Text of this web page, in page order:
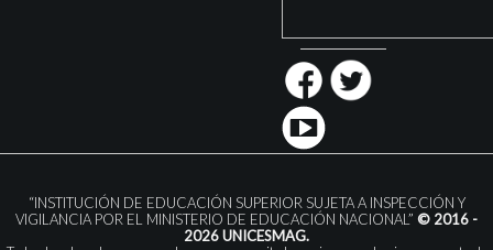
“INSTITUCIÓN DE EDUCACIÓN SUPERIOR SUJETA A INSPECCIÓN Y
VIGILANCIA POR EL MINISTERIO DE EDUCACIÓN NACIONAL” © 2016 -
2026 UNICESMAG.